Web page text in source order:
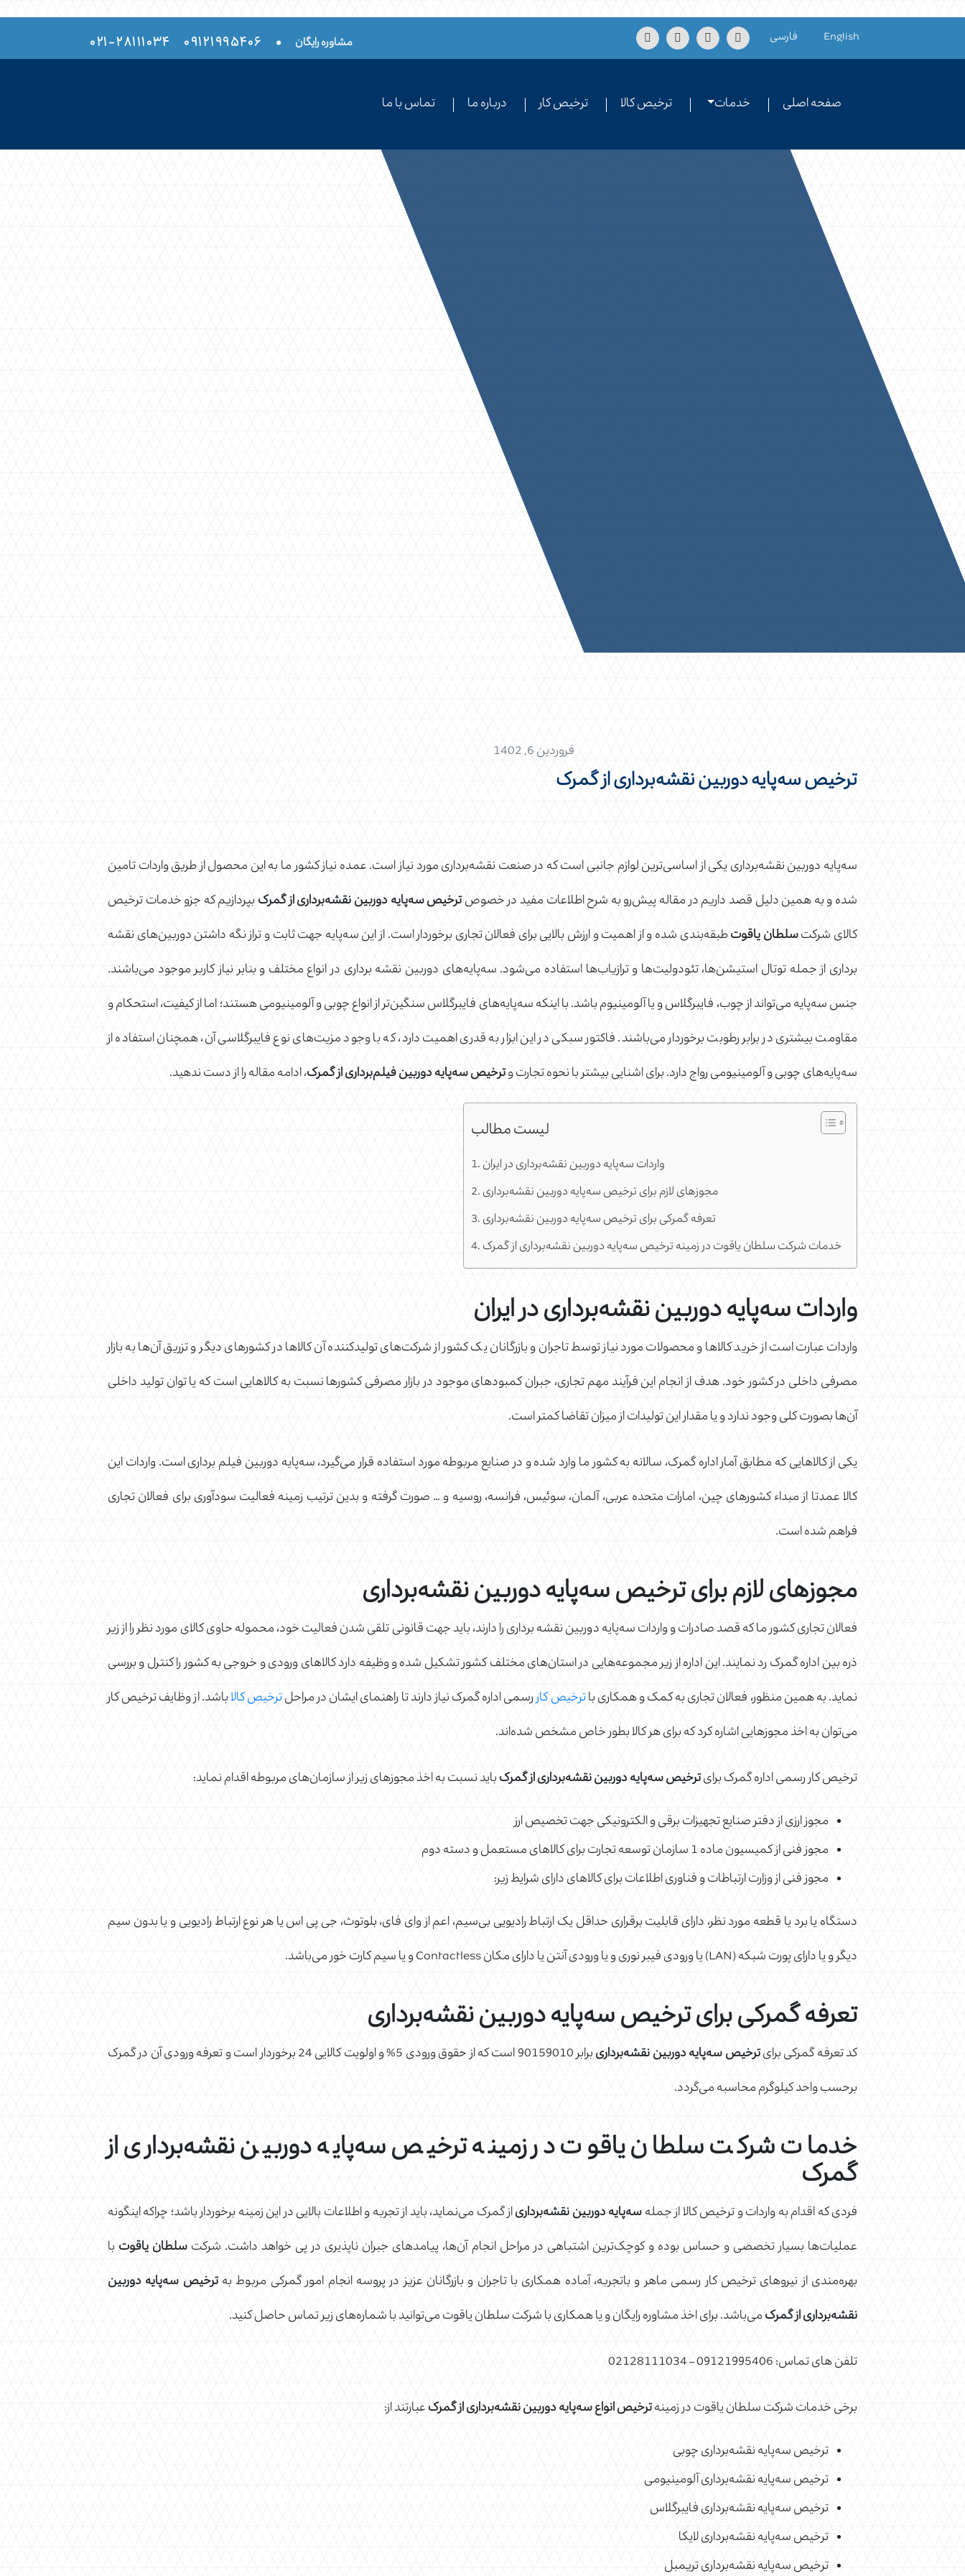
English فارسی مشاوره رایگان • ۰۹۱۲۱۹۹۵۴۰۶ ۲۸۱۱۱۰۳۴-۰۲۱
صفحه اصلی خدمات ترخیص کالا ترخیص کار درباره ما تماس با ما
فروردین 6, 1402
ترخیص سه‌پایه دوربین نقشه‌برداری از گمرک
سه‌پایه دوربین نقشه‌برداری یکی از اساسی‌ترین لوازم جانبی است که در صنعت نقشه‌برداری مورد نیاز است. عمده نیاز کشور ما به این محصول از طریق واردات تامین
شده و به همین دلیل قصد داریم در مقاله پیش‌رو به شرح اطلاعات مفید در خصوصترخیص سه‌پایه دوربین نقشه‌برداری از گمرک بپردازیم که جزو خدمات ترخیص
کالای شرکتسلطان یاقوتطبقه‌بندی شده و از اهمیت و ارزش بالایی برای فعالان تجاری برخوردار است. از این سه‌پایه جهت ثابت و تراز نگه داشتن دوربین‌های نقشه
برداری از جمله توتال استیشن‌ها، تئودولیت‌ها و ترازیاب‌ها استفاده می‌شود. سه‌پایه‌های دوربین نقشه برداری در انواع مختلف و بنابر نیاز کاربر موجود می‌باشند.
جنس سه‌پایه می‌تواند از چوب، فایبرگلاس و یا آلومینیوم باشد. با اینکه سه‌پایه‌های فایبرگلاس سنگین‌تر از انواع چوبی و آلومینیومی هستند؛ اما از کیفیت، استحکام و
مقاومت بیشتری در برابر رطوبت برخوردار می‌باشند. فاکتور سبکی در این ابزار به قدری اهمیت دارد، که با وجود مزیت‌های نوع فایبرگلاسی آن، همچنان استفاده از
سه‌پایه‌های چوبی و آلومینیومی رواج دارد. برای اشنایی بیشتر با نحوه تجارت وترخیص سه‌پایه دوربین فیلم‌برداری از گمرک، ادامه مقاله را از دست ندهید.
لیست مطالب
واردات سه‌پایه دوربین نقشه‌برداری در ایران
مجوزهای لازم برای ترخیص سه‌پایه دوربین نقشه‌برداری
تعرفه گمرکی برای ترخیص سه‌پایه دوربین نقشه‌برداری
خدمات شرکت سلطان یاقوت در زمینه ترخیص سه‌پایه دوربین نقشه‌برداری از گمرک
واردات سه‌پایه دوربین نقشه‌برداری در ایران
واردات عبارت است از خرید کالاها و محصولات مورد نیاز توسط تاجران و بازرگانان یک کشور از شرکت‌های تولیدکننده آن کالاها در کشورهای دیگر و تزریق آن‌ها به بازار
مصرفی داخلی در کشور خود. هدف از انجام این فرآیند مهم تجاری، جبران کمبودهای موجود در بازار مصرفی کشورها نسبت به کالاهایی است که یا توان تولید داخلی
آن‌ها بصورت کلی وجود ندارد و یا مقدار این تولیدات از میزان تقاضا کمتر است.
یکی از کالاهایی که مطابق آمار اداره گمرک، سالانه به کشور ما وارد شده و در صنایع مربوطه مورد استفاده قرار می‌گیرد، سه‌پایه دوربین فیلم‌ برداری است. واردات این
کالا عمدتا از مبداء کشورهای چین، امارات متحده عربی، آلمان، سوئیس، فرانسه، روسیه و … صورت گرفته و بدین ترتیب زمینه فعالیت سودآوری برای فعالان تجاری
فراهم شده است.
مجوزهای لازم برای ترخیص سه‌پایه دوربین نقشه‌برداری
فعالان تجاری کشور ما که قصد صادرات و واردات سه‌پایه دوربین نقشه برداری را دارند، باید جهت قانونی تلقی شدن فعالیت خود، محموله حاوی کالای مورد نظر را از زیر
ذره بین اداره گمرک رد نمایند. این اداره از زیر مجموعه‌هایی در استان‌های مختلف کشور تشکیل شده و وظیفه دارد کالاهای ورودی و خروجی به کشور را کنترل و بررسی
نماید. به همین منظور، فعالان تجاری به کمک و همکاری باترخیص کاررسمی اداره گمرک نیاز دارند تا راهنمای ایشان در مراحلترخیص کالاباشد. از وظایف ترخیص کار
می‌توان به اخذ مجوزهایی اشاره کرد که برای هر کالا بطور خاص مشخص شده‌اند.
ترخیص کار رسمی اداره گمرک برایترخیص سه‌پایه دوربین نقشه‌برداری از گمرکباید نسبت به اخذ مجوزهای زیر از سازمان‌های مربوطه اقدام نماید:
مجوز ارزی از دفتر صنایع تجهیزات برقی و الکترونیکی جهت تخصیص ارز
مجوز فنی از کمیسیون ماده 1 سازمان توسعه تجارت برای کالاهای مستعمل و دسته دوم
مجوز فنی از وزارت ارتباطات و فناوری اطلاعات برای کالاهای دارای شرایط زیر:
دستگاه یا برد یا قطعه مورد نظر، دارای قابلیت برقراری حداقل یک ارتباط رادیویی بی‌سیم، اعم از وای فای، بلوتوث، جی پی اس یا هر نوع ارتباط رادیویی و یا بدون سیم
دیگر و یا دارای پورت شبکه (LAN) یا ورودی فیبر نوری و یا ورودی آنتن یا دارای مکان Contactless و یا سیم‌ کارت خور می‌باشد.
تعرفه گمرکی برای ترخیص سه‌پایه دوربین نقشه‌برداری
کد تعرفه گمرکی برایترخیصسه‌پایه دوربین نقشه‌برداری
برابر 90159010 است که از حقوق ورودی 5% و اولویت کالایی 24 برخوردار است و تعرفه ورودی آن در گمرک
برحسب واحد کیلوگرم محاسبه می‌گردد.
خدمات شرکت سلطان یاقوت در زمینه ترخیص سه‌پایه دوربین نقشه‌برداری از
گمرک
فردی که اقدام به واردات و ترخیص کالا از جملهسه‌پایه دوربین نقشه‌برداریاز گمرک می‌نماید، باید از تجربه و اطلاعات بالایی در این زمینه برخوردار باشد؛ چراکه اینگونه
عملیات‌ها بسیار تخصصی و حساس بوده و کوچک‌ترین اشتباهی در مراحل انجام آن‌ها، پیامدهای جبران ناپذیری در پی خواهد داشت. شرکت سلطان یاقوت با
بهره‌مندی از نیروهای ترخیص کار رسمی ماهر و باتجربه، آماده همکاری با تاجران و بازرگانان عزیز در پروسه انجام امور گمرکی مربوط بهترخیص سه‌پایه دوربین
نقشه‌برداری از گمرکمی‌باشد. برای اخذ مشاوره رایگان و یا همکاری با شرکت سلطان یاقوت می‌توانید با شماره‌های زیر تماس حاصل کنید.
تلفن های تماس: 09121995406 – 02128111034
برخی خدمات شرکت سلطان یاقوت در زمینهترخیص انواع سه‌پایه دوربین نقشه‌برداری از گمرکعبارتند از:
ترخیص سه‌پایه نقشه‌برداری چوبی
ترخیص سه‌پایه نقشه‌برداری آلومینیومی
ترخیص سه‌پایه نقشه‌برداری فایبرگلاس
ترخیص سه‌پایه نقشه‌برداری لایکا
ترخیص سه‌پایه نقشه‌برداری تریمبل